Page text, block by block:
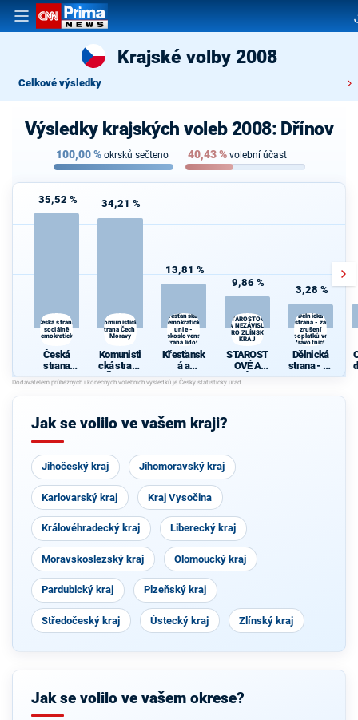
Krajské volby 2008
Celkové výsledky
Výsledky krajských voleb 2008: Dřínov
100,00% okrsků sečteno 40,43% volební účast
35,52 %
Česká strana
sociálně
demokratická
Česká
strana
sociálně
demokrati
cká
34,21 %
Komunistická
strana Čech a
Moravy
Komunisti
cká strana
Čech a
Moravy
13,81 %
Křesťanská a
demokratická
unie -
Československá
strana lidová
Křesťansk
á a
demokrati
cká unie -
Českoslov
strana
9,86 %
STAROSTOVÉ
A NEZÁVISLÍ
PRO ZLÍNSKÝ
KRAJ
STAROST
OVÉ A
NEZÁVISL
Í PRO
ZLÍNSKÝ
3,28 %
Dělnická
strana - za
zrušení
poplatků ve
zdravotnictví
Dělnická
strana - za
zrušení
ve
Jak se volilo ve vašem kraji?
Jihočeský kraj Jihomoravský kraj
Karlovarský kraj Kraj Vysočina
Královéhradecký kraj Liberecký kraj
Moravskoslezský kraj Olomoucký kraj
Pardubický kraj Plzeňský kraj
Středočeský kraj Ústecký kraj Zlínský kraj
Jak se volilo ve vašem okrese?